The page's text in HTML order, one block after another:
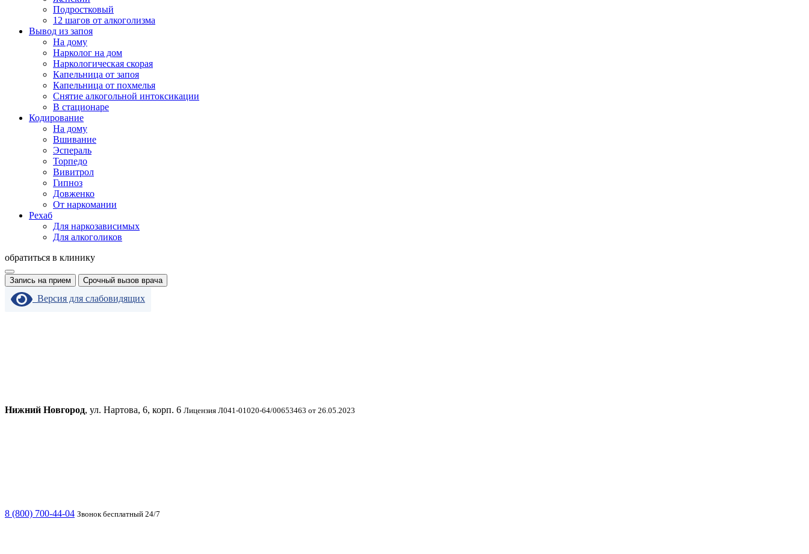
Подростковый
12 шагов от алкоголизма
Вывод из запоя
На дому
Нарколог на дом
Наркологическая скорая
Капельница от запоя
Капельница от похмелья
Снятие алкогольной интоксикации
В стационаре
Кодирование
На дому
Вшивание
Эспераль
Торпедо
Вивитрол
Гипноз
Довженко
От наркомании
Рехаб
Для наркозависимых
Для алкоголиков
обратиться в клинику
Запись на прием Срочный вызов врача
Версия для слабовидящих
Нижний Новгород, ул. Нартова, 6, корп. 6 Лицензия Л041-01020-64/00653463 от 26.05.2023
8 (800) 700-44-04 Звонок бесплатный 24/7